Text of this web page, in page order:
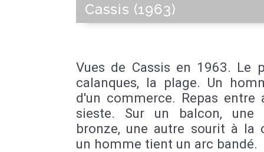
Cassis (1963)
Vues de Cassis en 1963. Le
calanques, la plage. Un
d'un commerce. Repas entre
sieste. Sur un balcon, une
bronze, une autre sourit à la
un homme tient un arc bandé.